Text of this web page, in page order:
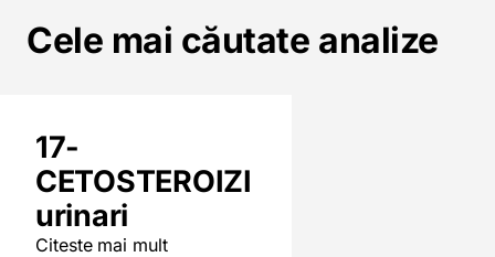
Cele mai căutate analize
17-
CETOSTEROIZI
urinari
Citeste mai mult